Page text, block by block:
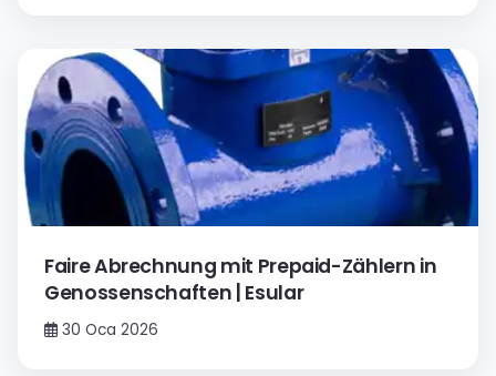
Faire Abrechnung mit Prepaid-Zählern in
Genossenschaften | Esular
30 Oca 2026